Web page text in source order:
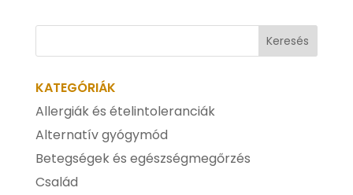
KATEGÓRIÁK
Allergiák és ételintoleranciák
Alternatív gyógymód
Betegségek és egészségmegőrzés
Család